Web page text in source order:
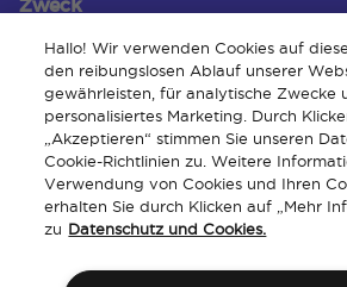
Zweck
Kundendienst
Um
Hallo! Wir verwenden Cookies auf
den reibungslosen Ablauf unserer
gewährleisten, für analytische Zwecke
personalisiertes Marketing. Durch
„Akzeptieren“ stimmen Sie unseren
Cookie-Richtlinien zu. Weitere
Verwendung von Cookies und Ihren
erhalten Sie durch Klicken auf „Mehr
zu Datenschutz und Cookies.